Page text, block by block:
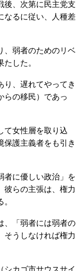
後、次第に民主党支
なるに従い、人種差
、弱者のためのリベ
した。
り、遅れてやってき
らの移民）であっ
て女性層を取り込
保護主義者をも引き
者に優しい政治」を
彼らの主張は、権力
、「弱者には弱者の
そうしなければ権力
シカゴ市サウスサイ